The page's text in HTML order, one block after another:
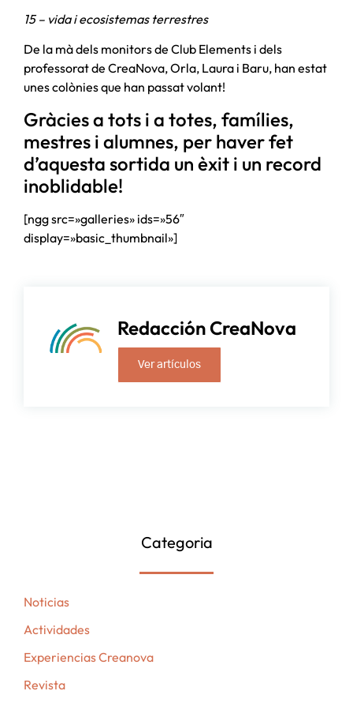
15 – vida i ecosistemas terrestres
De la mà dels monitors de Club Elements i dels
professorat de CreaNova, Orla, Laura i Baru, han estat
unes colònies que han passat volant!
Gràcies a tots i a totes, famílies,
mestres i alumnes, per haver fet
d’aquesta sortida un èxit i un record
inoblidable!
[ngg src=»galleries» ids=»56″
display=»basic_thumbnail»]
Redacción CreaNova
Ver artículos
Categoria
Noticias
Actividades
Experiencias Creanova
Revista